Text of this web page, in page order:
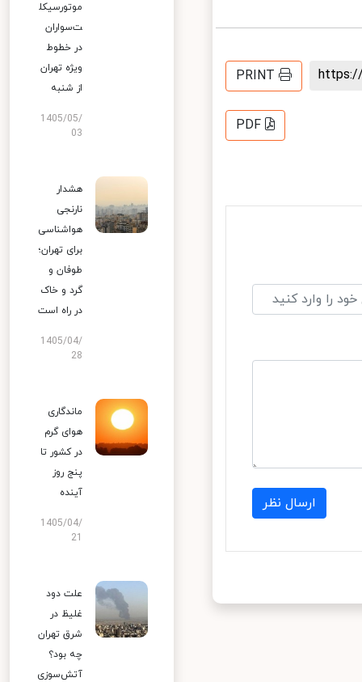
PRINT
PDF
ارسال نظر
موتورسیکل
ت‌سواران
در خطوط
ویژه تهران
از شنبه
1405/05/
03
هشدار
نارنجی
هواشناسی
برای تهران؛
طوفان و
گرد و خاک
در راه است
1405/04/
28
ماندگاری
هوای گرم
در کشور تا
پنج روز
آینده
1405/04/
علت دود
غلیظ در
شرق تهران
چه بود؟
آتش‌سوزی